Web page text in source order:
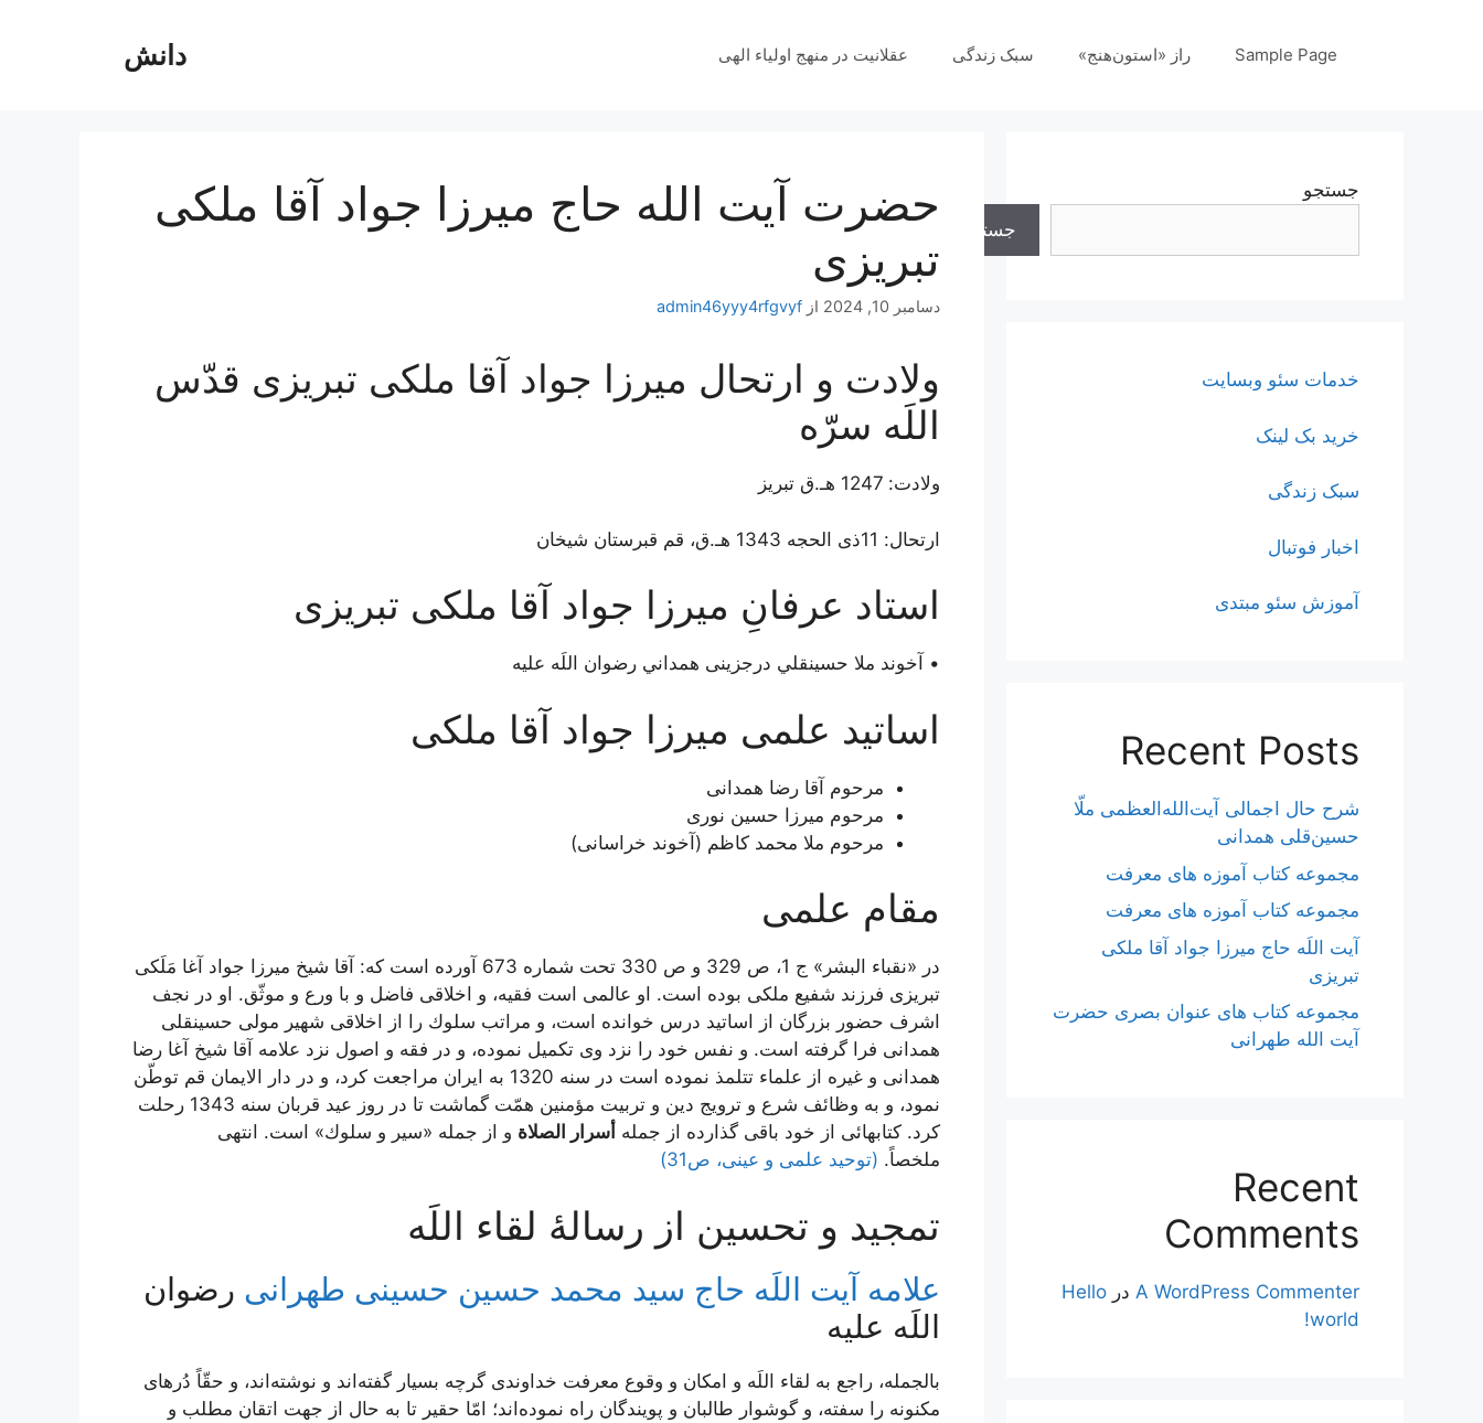
دانش Sample Page راز «استون‌هنج» سبک زندگی عقلانیت در منهج اولیاء الهی
حضرت آیت الله حاج میرزا جواد آقا ملکی
تبریزی
دسامبر 10, 2024 از admin46yyy4rfgvyf
ولادت و ارتحال ميرزا جواد آقا ملكى تبريزى قدّس
اللَه سرّه
ولادت: 1247 هـ.ق تبریز
ارتحال: 11ذی الحجه 1343 هـ.ق، قم قبرستان شیخان
استاد عرفانِ ميرزا جواد آقا ملكى تبريزى
• آخوند ملا حسينقلي درجزینی همداني رضوان اللَه علیه
اساتید علمی میرزا جواد آقا ملکی
مرحوم آقا رضا همدانی
مرحوم میرزا حسین نوری
مرحوم ملا محمد کاظم (آخوند خراسانی)
مقام علمی
در «نقباء البشر» ج 1، ص 329 و ص 330 تحت شماره 673 آورده است كه: آقا شيخ ميرزا جواد آغا مَلَكى
تبريزى فرزند شفيع ملكى بوده است. او عالمى است فقيه، و اخلاقى فاضل و با ورع و موثّق. او در نجف
اشرف حضور بزرگان از اساتيد درس خوانده است، و مراتب سلوك را از اخلاقى شهير مولى حسينقلى
همدانى فرا گرفته است. و نفس خود را نزد وى تكميل نموده، و در فقه و اصول نزد علامه آقا شيخ آغا رضا
همدانى و غيره از علماء تتلمذ نموده است در سنه 1320 به ايران مراجعت كرد، و در دار الايمان قم توطّن
نمود، و به وظائف شرع و ترويج دين و تربيت مؤمنين همّت گماشت تا در روز عيد قربان سنه 1343 رحلت
كرد. كتابهائى از خود باقى گذارده از جمله أسرار الصلاة و از جمله «سير و سلوك» است. انتهى
ملخصاً. (توحید علمی و عینی، ص31)
تمجيد و تحسين از رسالۀ لقاء اللَه‏
علامه آیت اللَه حاج سید محمد حسین حسینی طهرانی رضوان
اللَه علیه
بالجمله، راجع به لقاء اللَه و امكان و وقوع معرفت خداوندى گرچه بسيار گفته‌‏اند و نوشته‌‏اند، و حقّاً دُرهاى
مكنونه را سفته، و گوشوار طالبان و پويندگان راه نموده‌‏اند؛ امّا حقير تا به حال از جهت اتقان مطلب و
جستجو
جستجو
خدمات سئو وبسایت
خرید بک لینک
سبک زندگی
اخبار فوتبال
آموزش سئو مبتدی
Recent Posts
شرح حال اجمالی آیت‌الله‌العظمی ملّا
حسین‌قلی همدانی
مجموعه کتاب آموزه های معرفت
مجموعه کتاب آموزه های معرفت
آیت اللَه حاج میرزا جواد آقا ملکی
تبریزی
مجموعه کتاب های عنوان بصری حضرت
آیت الله طهرانی
Recent
Comments
A WordPress Commenter در Hello
world!